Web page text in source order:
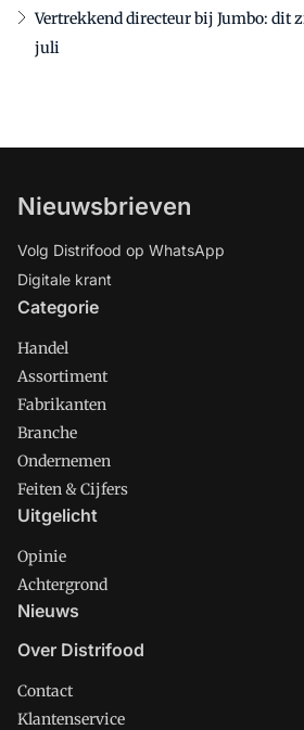
Vertrekkend directeur bij Jumbo: dit
juli
Nieuwsbrieven
Volg Distrifood op WhatsApp
Digitale krant
Categorie
Handel
Assortiment
Fabrikanten
Branche
Ondernemen
Feiten & Cijfers
Uitgelicht
Opinie
Achtergrond
Nieuws
Over Distrifood
Contact
Klantenservice